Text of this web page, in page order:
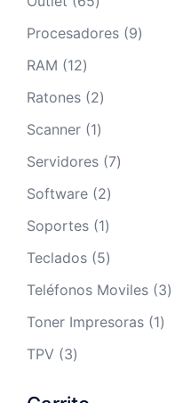
productos
Procesadores 99
RAM 1212
productos
Ratones 22
productos
Scanner 11
producto
Servidores 77
Software 22
productos
Soportes 11
producto
Teclados 55
productos
Teléfonos Moviles 33
Toner Impresoras 11
TPV 33